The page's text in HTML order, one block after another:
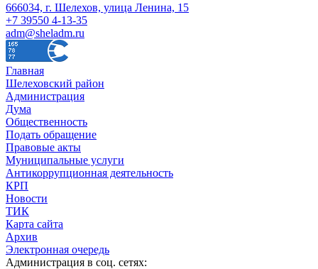
666034, г. Шелехов, улица Ленина, 15
+7 39550 4-13-35
adm@sheladm.ru
Главная
Шелеховский район
Администрация
Дума
Общественность
Подать обращение
Правовые акты
Муниципальные услуги
Антикоррупционная деятельность
КРП
Новости
ТИК
Карта сайта
Архив
Электронная очередь
Администрация в соц. сетях: